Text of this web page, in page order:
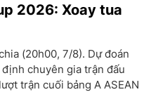
2026: Xoay tua
(20h00, 7/8). Dự đoán
chuyên gia trận đấu
trận cuối bảng A ASEAN